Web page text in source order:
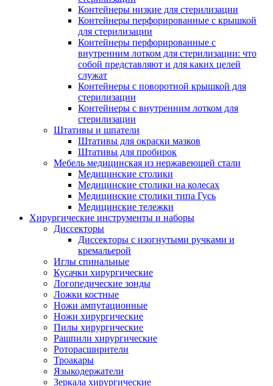
Контейнеры низкие для стерилизации
Контейнеры перфорированные с крышкой
для стерилизации
Контейнеры перфорированные с
внутренним лотком для стерилизации: что
собой представляют и для каких целей
служат
Контейнеры с поворотной крышкой для
стерилизации
Контейнеры с внутренним лотком для
стерилизации
Штативы и шпатели
Штативы для окраски мазков
Штативы для пробирок
Мебель медицинская из нержавеющей стали
Медицинские столики
Медицинские столики на колесах
Медицинские столики типа Гусь
Медицинские тележки
Хирургические инструменты и наборы
Диссекторы
Диссекторы с изогнутыми ручками и
кремальерой
Иглы спинальные
Кусачки хирургические
Логопедические зонды
Ложки костные
Ножи ампутационные
Ножи хирургические
Пилы хирургические
Рашпили хирургические
Роторасширители
Троакары
Языкодержатели
Зеркала хирургические